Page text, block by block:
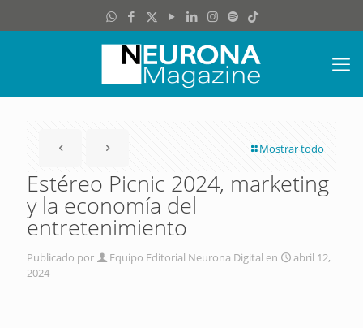
Mostrar todo
Estéreo Picnic 2024, marketing
y la economía del
entretenimiento
Publicado por Equipo Editorial Neurona Digital en
abril 12,
2024